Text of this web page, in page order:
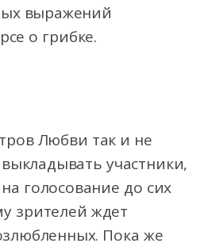
выражений
о грибке.
Любви так и не
участники,
голосование до сих
зрителей ждет
Пока же